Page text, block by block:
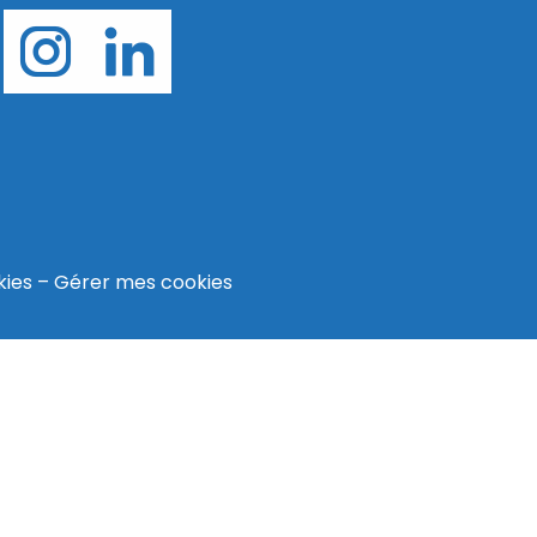
– Gérer mes cookies